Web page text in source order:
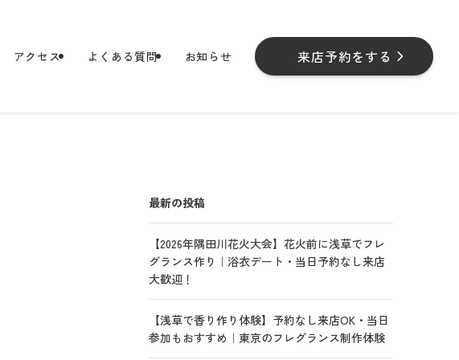
アクセス よくある質問 お知らせ 来店予約をする
最新の投稿
【2026年隅田川花火大会】花火前に浅草でフレ
グランス作り｜浴衣デート・当日予約なし来店
大歓迎！
【浅草で香り作り体験】予約なし来店OK・当日
参加もおすすめ｜東京のフレグランス制作体験